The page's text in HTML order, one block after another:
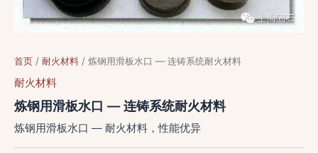
首页 / 耐火材料 / 炼钢用滑板水口 — 连铸系统耐火材料
耐火材料
炼钢用滑板水口 — 连铸系统耐火材料
炼钢用滑板水口 — 耐火材料，性能优异